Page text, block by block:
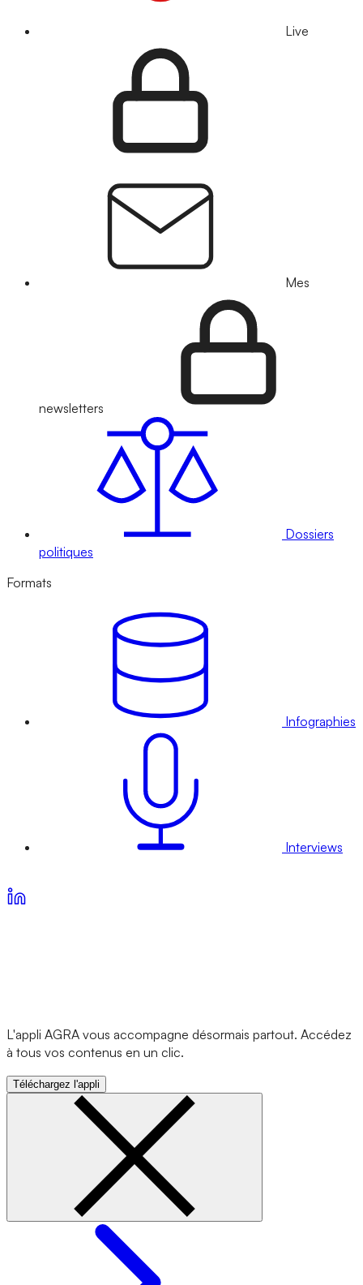
Live
Mes
newsletters
Dossiers
politiques
Formats
Infographies
Interviews
L'appli AGRA vous accompagne désormais partout. Accédez
à tous vos contenus en un clic.
Téléchargez l'appli